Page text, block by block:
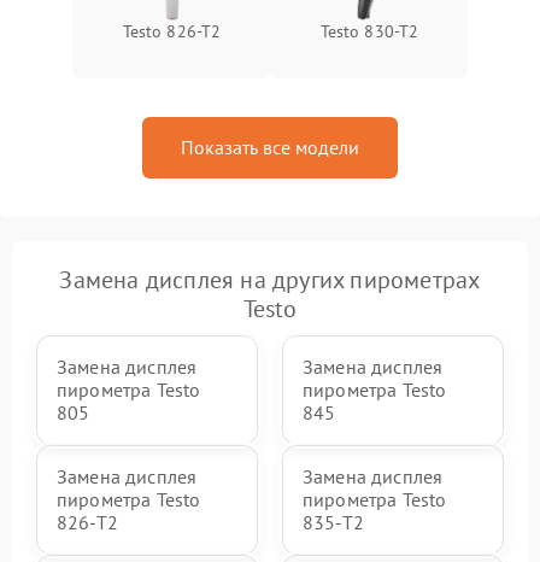
Testo 826-T2 Testo 830-T2
Показать все модели
Замена дисплея на других пирометрах
Testo
Замена дисплея
пирометра Testo
805
Замена дисплея
пирометра Testo
845
Замена дисплея
пирометра Testo
826-T2
Замена дисплея
пирометра Testo
835-T2